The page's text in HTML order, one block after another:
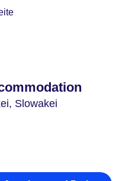
Slowakei